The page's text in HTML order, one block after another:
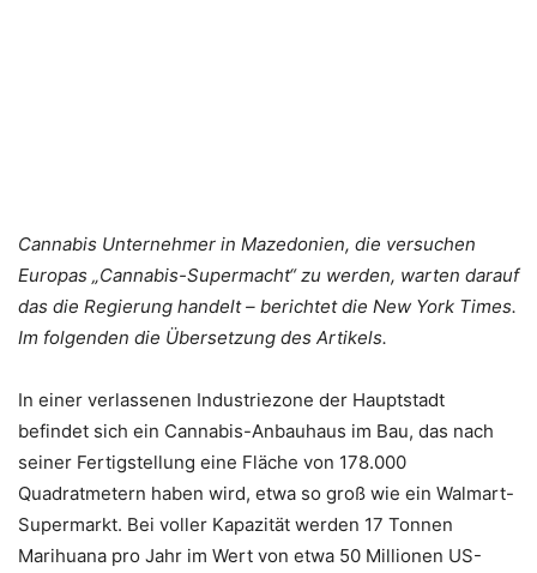
Cannabis Unternehmer in Mazedonien, die versuchen
Europas „Cannabis-Supermacht“ zu werden, warten darauf
das die Regierung handelt – berichtet die New York Times.
Im folgenden die Übersetzung des Artikels.
In einer verlassenen Industriezone der Hauptstadt
befindet sich ein Cannabis-Anbauhaus im Bau, das nach
seiner Fertigstellung eine Fläche von 178.000
Quadratmetern haben wird, etwa so groß wie ein Walmart-
Supermarkt. Bei voller Kapazität werden 17 Tonnen
Marihuana pro Jahr im Wert von etwa 50 Millionen US-